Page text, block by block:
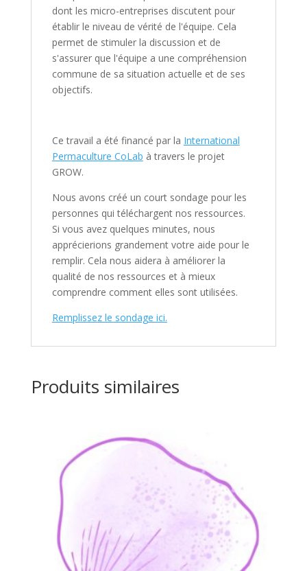
dont les micro-entreprises discutent pour
établir le niveau de vérité de l'équipe. Cela
permet de stimuler la discussion et de
s'assurer que l'équipe a une compréhension
commune de sa situation actuelle et de ses
objectifs.
Ce travail a été financé par la International
Permaculture CoLab à travers le projet
GROW.
Nous avons créé un court sondage pour les
personnes qui téléchargent nos ressources.
Si vous avez quelques minutes, nous
apprécierions grandement votre aide pour le
remplir. Cela nous aidera à améliorer la
qualité de nos ressources et à mieux
comprendre comment elles sont utilisées.
Remplissez le sondage ici.
Produits similaires